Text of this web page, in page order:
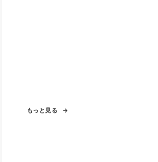
もっと見る